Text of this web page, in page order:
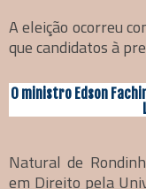
A eleição ocorreu
que candidatos à
O ministro Edson
Natural de
em Direito pela